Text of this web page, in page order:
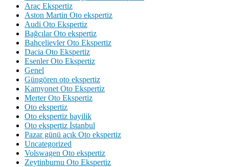
Araç Ekspertiz
Aston Martin Oto ekspertiz
Audi Oto Ekspertiz
Bağcılar Oto ekspertiz
Bahçelievler Oto Ekspertiz
Dacia Oto Ekspertiz
Esenler Oto Ekspertiz
Genel
Güngören oto ekspertiz
Kamyonet Oto Ekspertiz
Merter Oto Ekspertiz
Oto ekspertiz
Oto ekspertiz bayilik
Oto ekspertiz İstanbul
Pazar günü açık Oto ekspertiz
Uncategorized
Volswagen Oto ekspertiz
Zeytinburnu Oto Ekspertiz